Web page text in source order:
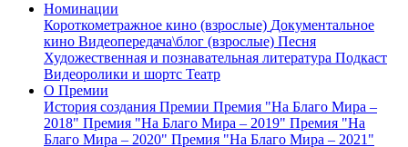
Номинации
Короткометражное кино (взрослые) Документальное
кино Видеопередача\блог (взрослые) Песня
Художественная и познавательная литература Подкаст
Видеоролики и шортс Театр
О Премии
История создания Премии Премия "На Благо Мира –
2018" Премия "На Благо Мира – 2019" Премия "На
Благо Мира – 2020" Премия "На Благо Мира – 2021"